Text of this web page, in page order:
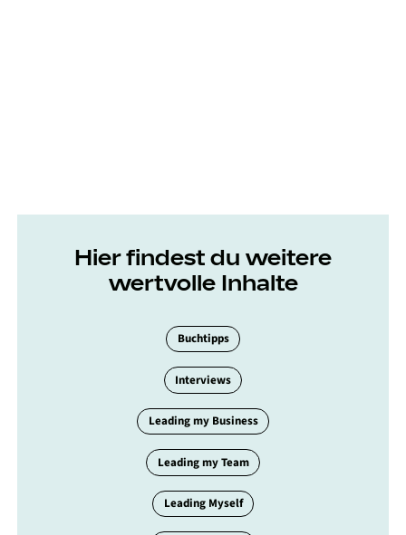
Hier findest du weitere
wertvolle Inhalte
Buchtipps
Interviews
Leading my Business
Leading my Team
Leading Myself